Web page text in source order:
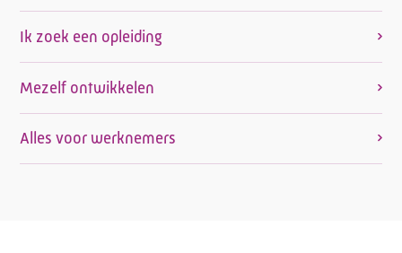
Ik zoek een opleiding
Mezelf ontwikkelen
Alles voor werknemers